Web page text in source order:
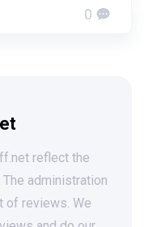
0
reflect the
administration
of reviews. We